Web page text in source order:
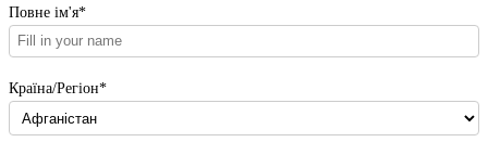
Повне ім'я*
Країна/Регіон*